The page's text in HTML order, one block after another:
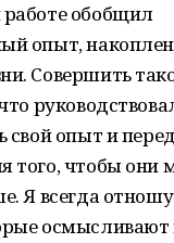
обобщил
опыт,
Совершить
свой опыт и
того, чтобы они
Я всегда
осмысливают